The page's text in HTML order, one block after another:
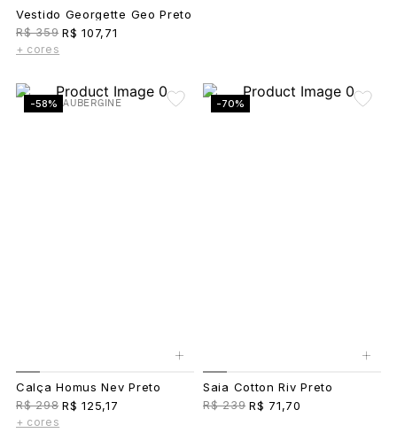
Vestido Georgette Geo Preto
R$ 359 R$ 107,71
+ cores
-58% AUBERGINE
+
Calça Homus Nev Preto
R$ 298 R$ 125,17
+ cores
-70%
+
Saia Cotton Riv Preto
R$ 239 R$ 71,70